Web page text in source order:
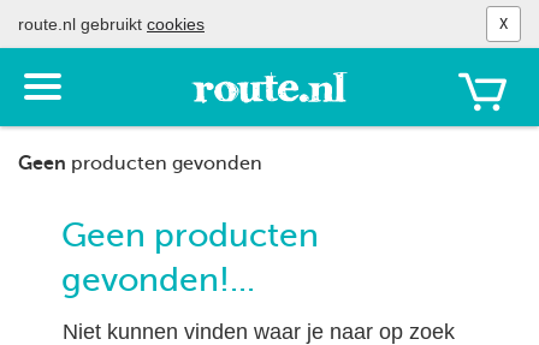
route.nl gebruikt cookies X
Toon
het
menu
Geen producten gevonden
Geen producten
gevonden!...
Niet kunnen vinden waar je naar op zoek